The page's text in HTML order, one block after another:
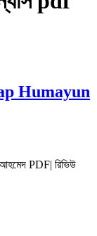
Humayun
PDF| রিভিউ